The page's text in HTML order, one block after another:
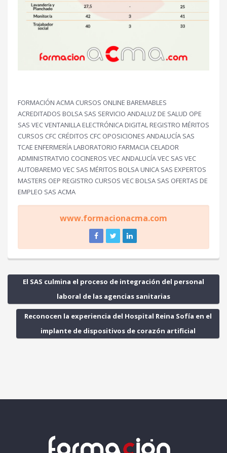
FORMACIÓN ACMA CURSOS ONLINE BAREMABLES
ACREDITADOS BOLSA SAS SERVICIO ANDALUZ DE SALUD OPE
SAS VEC VENTANILLA ELECTRÓNICA DIGITAL REGISTRO MÉRITOS
CURSOS CFC CRÉDITOS CFC OPOSICIONES ANDALUCÍA SAS
TCAE ENFERMERÍA LABORATORIO FARMACIA CELADOR
ADMINISTRATVIO COCINEROS VEC ANDALUCÍA VEC SAS VEC
AUTOBAREMO VEC SAS MÉRITOS BOLSA UNICA SAS EXPERTOS
MASTERS OEP REGISTRO CURSOS VEC BOLSA SAS OFERTAS DE
EMPLEO SAS ACMA
www.formacionacma.com
El SAS culmina el proceso de integración del personal
laboral de las agencias sanitarias
Reconocen la experiencia del Hospital Reina Sofía en el
implante de dispositivos de corazón artificial